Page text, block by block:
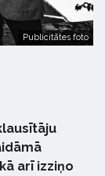
Publicitātes foto
arī izziņo